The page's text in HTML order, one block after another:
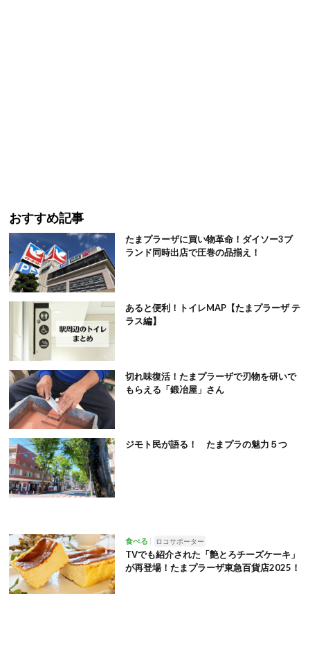
おすすめ記事
たまプラーザに買い物革命！ダイソー3ブ
ランド同時出店で圧巻の品揃え！
あると便利！トイレMAP【たまプラーザ テ
ラス編】
切れ味復活！たまプラーザで刃物を研いで
もらえる「鍛冶屋」さん
ジモト民が語る！ たまプラの魅力５つ
食べる ロコサポーター
TVでも紹介された「艶とろチーズケーキ」
が再登場！たまプラーザ東急百貨店2025！